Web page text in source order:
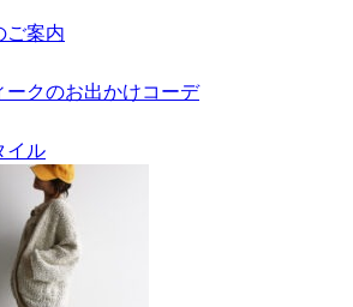
ご案内
ークのお出かけコーデ
イル